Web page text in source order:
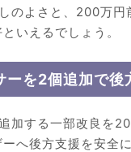
のよさと、200万円
いえるでしょう。
を2個追加で後
加する一部改良を
へ後方支援を安全